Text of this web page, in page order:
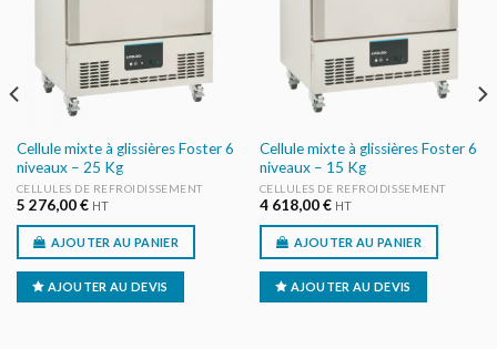
Cellule mixte à glissières Foster 6
niveaux – 25 Kg
CELLULES DE REFROIDISSEMENT
5 276,00€ HT
AJOUTER AU PANIER
AJOUTER AU DEVIS
Cellule mixte à glissières Foster 6
niveaux – 15 Kg
CELLULES DE REFROIDISSEMENT
4 618,00€ HT
AJOUTER AU PANIER
AJOUTER AU DEVIS